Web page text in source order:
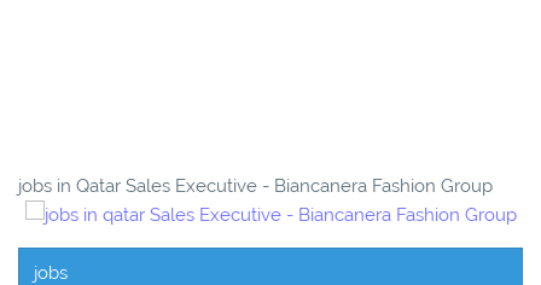
jobs in Qatar Sales Executive - Biancanera Fashion Group
jobs